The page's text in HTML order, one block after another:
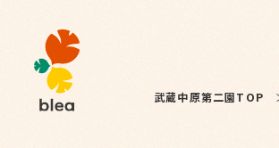
武蔵中原第二園TOP